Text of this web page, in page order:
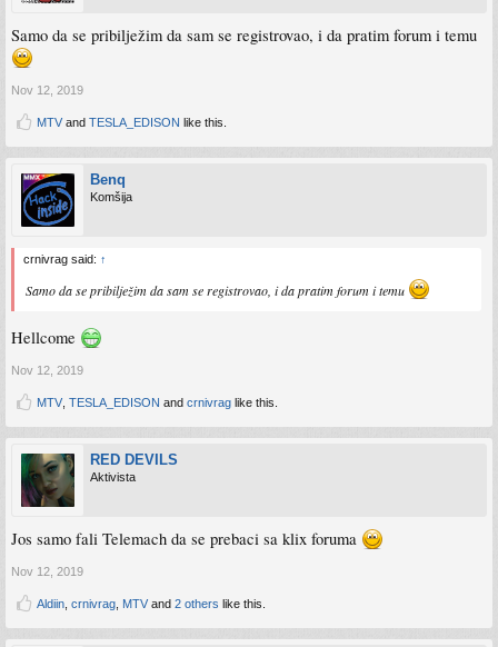
Samo da se pribilježim da sam se registrovao, i da pratim forum i temu
Nov 12, 2019
MTV and TESLA_EDISON like this.
Benq
Komšija
crnivrag said: ↑
Samo da se pribilježim da sam se registrovao, i da pratim forum i temu
Hellcome
Nov 12, 2019
MTV TESLA_EDISON and crnivrag like this.
RED DEVILS
Aktivista
Jos samo fali Telemach da se prebaci sa klix foruma
Nov 12, 2019
Aldiin crnivrag MTV and 2 others like this.